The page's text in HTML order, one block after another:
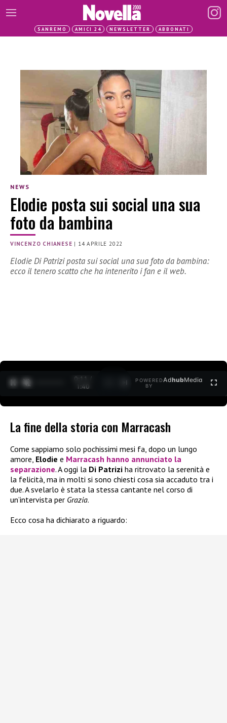
SANREMO AMICI 24 NEWSLETTER ABBONATI
NEWS
Elodie posta sui social una sua
foto da bambina
VINCENZO CHIANESE | 14 APRILE 2022
Elodie Di Patrizi posta sui social una sua foto da bambina:
ecco il tenero scatto che ha intenerito i fan e il web.
0:11 /
1:40
POWERED
BY
AdhubMedia
La fine della storia con Marracash
Come sappiamo solo pochissimi mesi fa, dopo un lungo
amore, Elodie e Marracash hanno annunciato la
separazione. A oggi la Di Patrizi ha ritrovato la serenità e
la felicità, ma in molti si sono chiesti cosa sia accaduto tra i
due. A svelarlo è stata la stessa cantante nel corso di
un’intervista per Grazia.
Ecco cosa ha dichiarato a riguardo: